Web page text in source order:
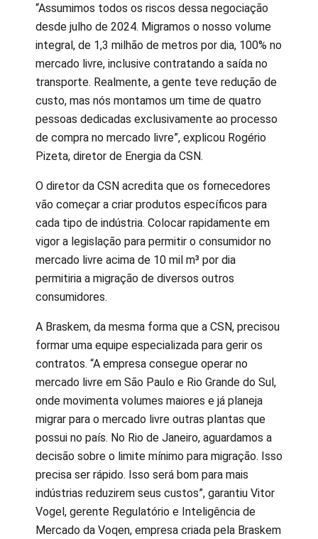
“Assumimos todos os riscos dessa negociação
desde julho de 2024. Migramos o nosso volume
integral, de 1,3 milhão de metros por dia, 100% no
mercado livre, inclusive contratando a saída no
transporte. Realmente, a gente teve redução de
custo, mas nós montamos um time de quatro
pessoas dedicadas exclusivamente ao processo
de compra no mercado livre”, explicou Rogério
Pizeta, diretor de Energia da CSN.
O diretor da CSN acredita que os fornecedores
vão começar a criar produtos específicos para
cada tipo de indústria. Colocar rapidamente em
vigor a legislação para permitir o consumidor no
mercado livre acima de 10 mil m³ por dia
permitiria a migração de diversos outros
consumidores.
A Braskem, da mesma forma que a CSN, precisou
formar uma equipe especializada para gerir os
contratos. “A empresa consegue operar no
mercado livre em São Paulo e Rio Grande do Sul,
onde movimenta volumes maiores e já planeja
migrar para o mercado livre outras plantas que
possui no país. No Rio de Janeiro, aguardamos a
decisão sobre o limite mínimo para migração. Isso
precisa ser rápido. Isso será bom para mais
indústrias reduzirem seus custos”, garantiu Vitor
Vogel, gerente Regulatório e Inteligência de
Mercado da Voqen, empresa criada pela Braskem